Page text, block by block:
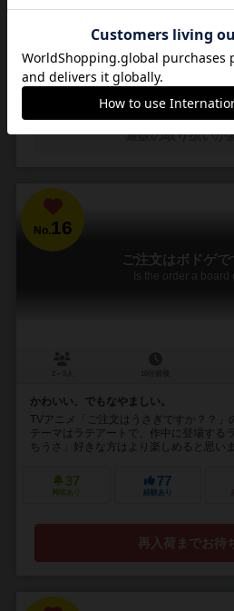
読み手がタイルを自由に選んで、そこに
して早取りする、新感覚のかるたです。
25
興味あり
87
経験あり
通販の取り扱いが
No. 16
ご注文はボドゲで
Is the order a board
かわいい、でもなやましい。
TVアニメ「ご注文はうさぎですか？？」
テーマはラテアートで、作中に登場する
ちうさ」好きな方はより楽しめると思いま
37
興味あり
77
経験あり
再入荷までお待